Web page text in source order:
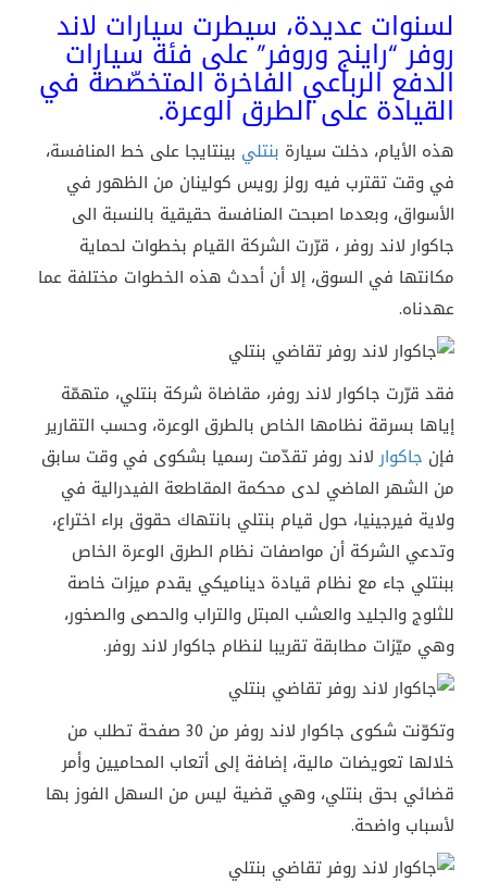
لسنوات عديدة، سيطرت سيارات لاند
روفر “راينج وروفر” على فئة سيارات
الدفع الرباعي الفاخرة المتخصّصة في
القيادة على الطرق الوعرة.
هذه الأيام، دخلت سيارة بنتلي بينتايجا على خط المنافسة،
في وقت تقترب فيه رولز رويس كولينان من الظهور في
الأسواق، وبعدما اصبحت المنافسة حقيقية بالنسبة الى
جاكوار لاند روفر ، قرّرت الشركة القيام بخطوات لحماية
مكانتها في السوق، إلا أن أحدث هذه الخطوات مختلفة عما
عهدناه.
فقد قرّرت جاكوار لاند روفر، مقاضاة شركة بنتلي، متهمّة
إياها بسرقة نظامها الخاص بالطرق الوعرة، وحسب التقارير
فإن جاكوارلاند روفر تقدّمت رسميا بشكوى في وقت سابق
من الشهر الماضي لدى محكمة المقاطعة الفيدرالية في
ولاية فيرجينيا، حول قيام بنتلي بانتهاك حقوق براء اختراع،
وتدعي الشركة أن مواصفات نظام الطرق الوعرة الخاص
ببنتلي جاء مع نظام قيادة ديناميكي يقدم ميزات خاصة
للثلوج والجليد والعشب المبتل والتراب والحصى والصخور،
وهي ميّزات مطابقة تقريبا لنظام جاكوار لاند روفر.
وتكوّنت شكوى جاكوار لاند روفر من 30 صفحة تطلب من
خلالها تعويضات مالية، إضافة إلى أتعاب المحاميين وأمر
قضائي بحق بنتلي، وهي قضية ليس من السهل الفوز بها
لأسباب واضحة.